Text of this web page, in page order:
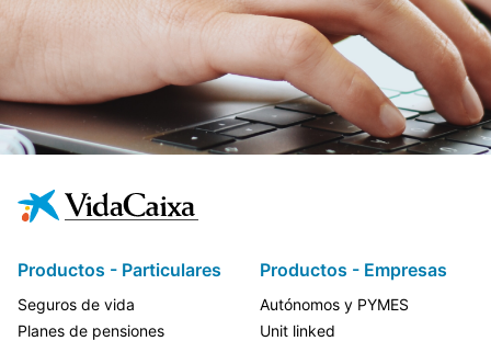
Productos - Particulares
Seguros de vida
Planes de pensiones
Productos - Empresas
Autónomos y PYMES
Unit linked